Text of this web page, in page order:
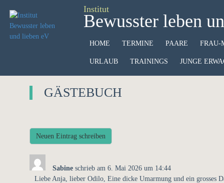
Institut
Bewusster leben
HOME TERMINE PAARE FRAU-
URLAUB TRAININGS JUNGE
GÄSTEBUCH
Sabine schrieb am 6. Mai 2026 um 14:44
Liebe Anja, lieber Odilo, Eine dicke Umarmung und ein grosses